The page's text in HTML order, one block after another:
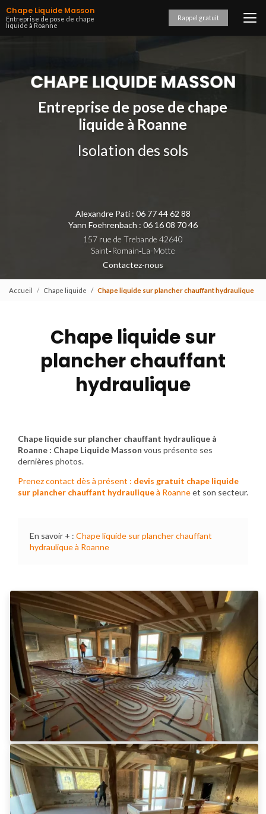
Aller
au
contenu
Chape Liquide Masson
Entreprise de pose de chape
liquide à Roanne
Rappel gratuit
Entreprise de pose de chape
liquide à Roanne
Isolation des sols
Alexandre Pati : 06 77 44 62 88
Yann Foehrenbach : 06 16 08 70 46
157 rue de Trebande 42640
Saint‑Romain‑La-Motte
Contactez-nous
Accueil Chape liquide Chape liquide sur plancher chauffant hydraulique
Chape liquide sur
plancher chauffant
hydraulique
Chape liquide sur plancher chauffant hydraulique à
Roanne : Chape Liquide Masson vous présente ses
dernières photos.
Prenez contact dès à présent : devis gratuit chape liquide
sur plancher chauffant hydrauliqueà Roanneet son secteur.
En savoir + : Chape liquide sur plancher chauffant
hydraulique à Roanne